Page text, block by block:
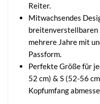
Reiter.
Mitwachsendes
breitenverstellbaren
mehrere Jahre mit
Passform.
Perfekte Größe für
52 cm) & S (52-56
Kopfumfang